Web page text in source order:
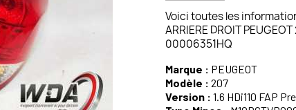
Voici toutes les
ARRIERE DROIT
00006351HQ
Marque : PEUGEOT
Modèle : 207
Version : 1.6 HDi110 FAP